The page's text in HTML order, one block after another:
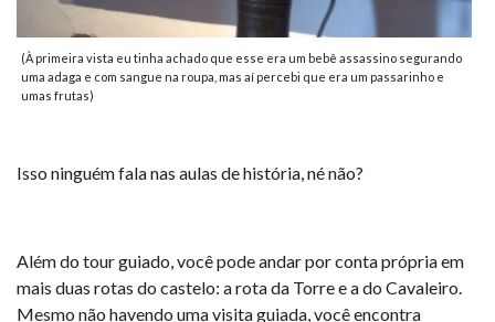
(À primeira vista eu tinha achado que esse era um bebê assassino segurando
uma adaga e com sangue na roupa, mas aí percebi que era um passarinho e
umas frutas)
Isso ninguém fala nas aulas de história, né não?
Além do tour guiado, você pode andar por conta própria em
mais duas rotas do castelo: a rota da Torre e a do Cavaleiro.
Mesmo não havendo uma visita guiada, você encontra